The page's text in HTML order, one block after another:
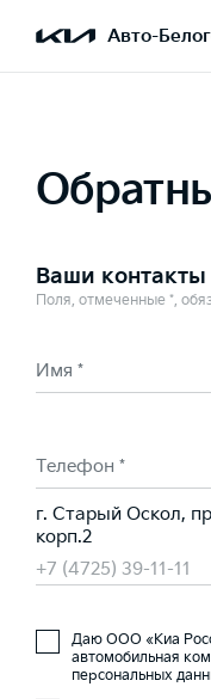
Авто-
Выбран Seltos
Ваши контакты
Поля, отмеченные *,
Имя *
Телефон *
г. Старый Оскол,
корп.2
+7 (4725) 39-11-11
Даю ООО «Киа
автомобильная
персональных